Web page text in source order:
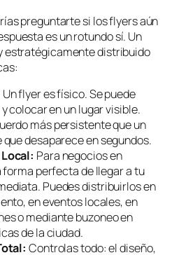
preguntarte si los flyers aún
es un rotundo sí. Un
estratégicamente distribuido
Un flyer es físico. Se puede
colocar en un lugar visible.
más persistente que un
desaparece en segundos.
Para negocios en
forma perfecta de llegar a tu
Puedes distribuirlos en
en eventos locales, en
o mediante buzoneo en
de la ciudad.
Controlas todo: el diseño,